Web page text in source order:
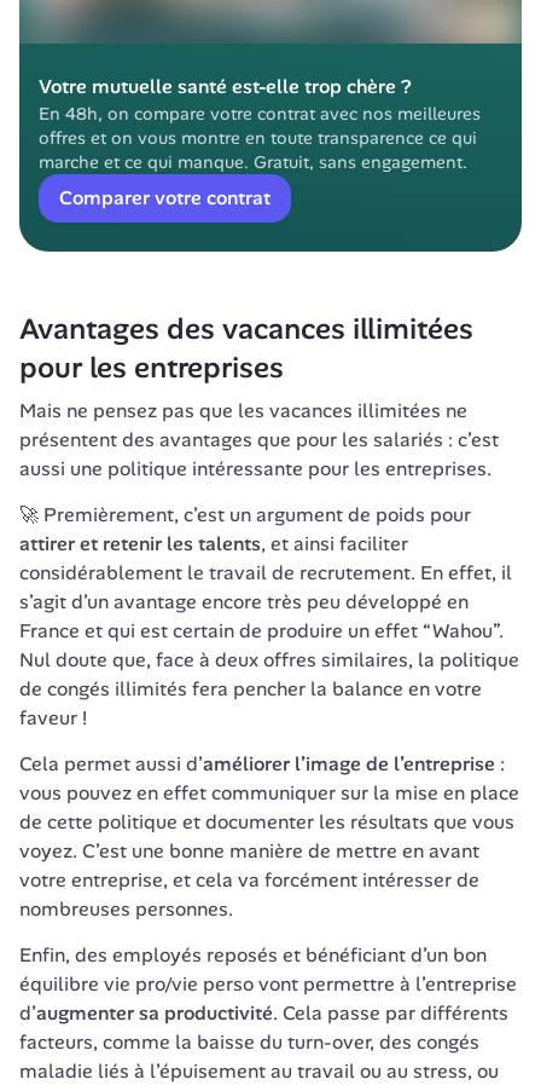
Votre mutuelle santé est-elle trop chère ?
En 48h, on compare votre contrat avec nos meilleures
offres et on vous montre en toute transparence ce qui
marche et ce qui manque. Gratuit, sans engagement.
Comparer votre contrat
Avantages des vacances illimitées
pour les entreprises
Mais ne pensez pas que les vacances illimitées ne
présentent des avantages que pour les salariés : c’est
aussi une politique intéressante pour les entreprises.
attirer et retenir les talents, et ainsi faciliter
considérablement le travail de recrutement. En effet, il
s’agit d’un avantage encore très peu développé en
France et qui est certain de produire un effet “Wahou”.
Nul doute que, face à deux offres similaires, la politique
de congés illimités fera pencher la balance en votre
faveur !
Cela permet aussi d’améliorer l’image de l’entreprise :
vous pouvez en effet communiquer sur la mise en place
de cette politique et documenter les résultats que vous
voyez. C’est une bonne manière de mettre en avant
votre entreprise, et cela va forcément intéresser de
nombreuses personnes.
Enfin, des employés reposés et bénéficiant d’un bon
équilibre vie pro/vie perso vont permettre à l’entreprise
d’augmenter sa productivité. Cela passe par différents
facteurs, comme la baisse du turn-over, des congés
maladie liés à l’épuisement au travail ou au stress, ou